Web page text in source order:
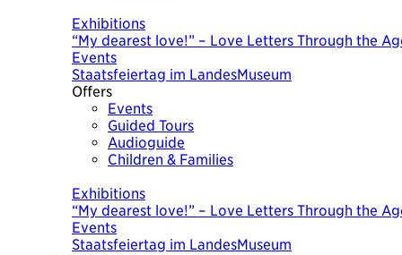
Exhibitions
“My dearest love!” – Love Letters Through the
Events
Staatsfeiertag im LandesMuseum
Offers
Events
Guided Tours
Audioguide
Children & Families
Exhibitions
“My dearest love!” – Love Letters Through the
Events
Staatsfeiertag im LandesMuseum